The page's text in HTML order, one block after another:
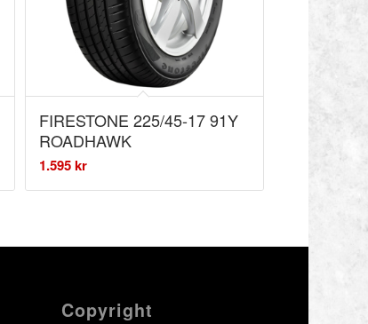
FIRESTONE 225/45-17 91Y
ROADHAWK
1.595kr
Copyright